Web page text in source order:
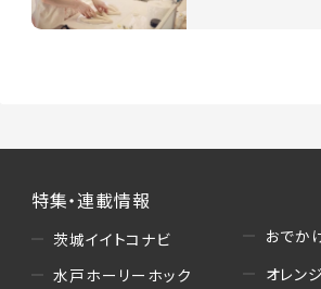
特集・連載情報
茨城イイトコナビ
水戸ホーリーホック
おでか
オレン